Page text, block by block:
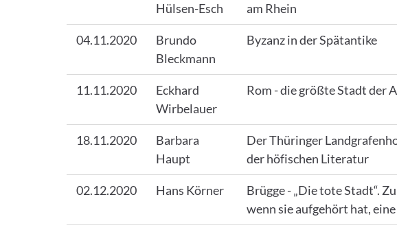
Hülsen-Esch
am Rhein
04.11.2020
Brundo
Bleckmann
Byzanz in der Spätantike
11.11.2020
Eckhard
Wirbelauer
Rom - die größte Stadt der
18.11.2020
Barbara
Haupt
Der Thüringer
der höfischen Literatur
02.12.2020 Hans Körner
Brügge - „Die tote Stadt“.
wenn sie aufgehört hat,